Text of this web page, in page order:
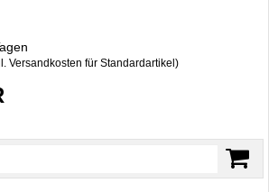
Versandkosten für Standardartikel )